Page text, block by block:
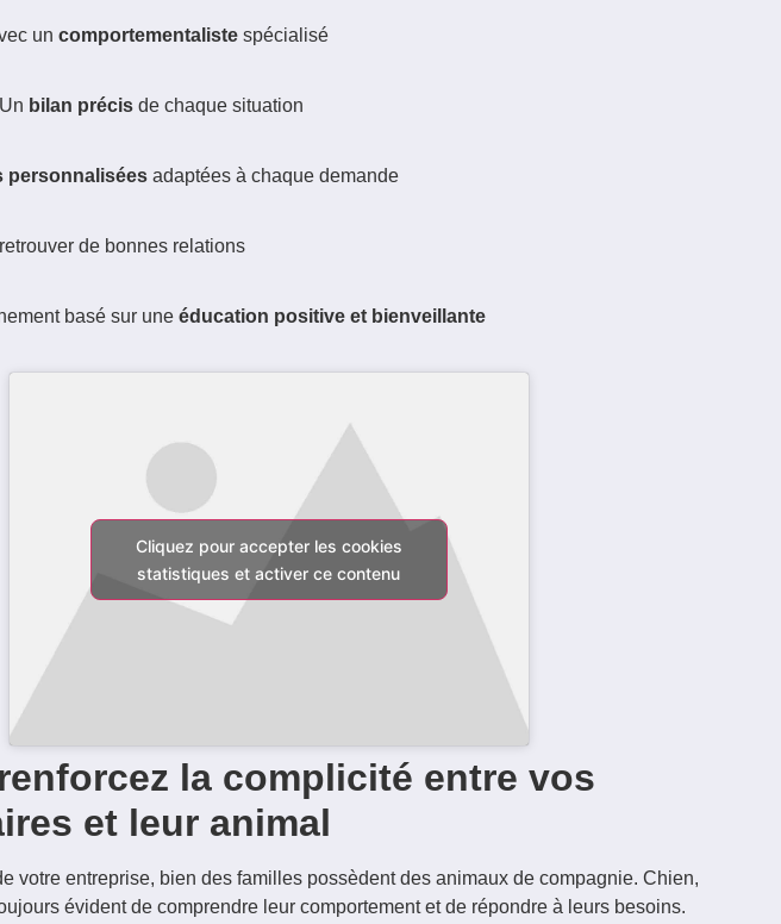
uncomportementalistespécialisé
bilan précisde chaque situation
personnalisées adaptées à chaque demande
de bonnes relations
basé sur uneéducation positive et bienveillante
Cliquez pour accepter les cookies
statistiques et activer ce contenu
la complicité entre vos
et leur animal
votre entreprise, bien des familles possèdent des animaux de compagnie. Chien,
évident de comprendre leur comportement et de répondre à leurs besoins.